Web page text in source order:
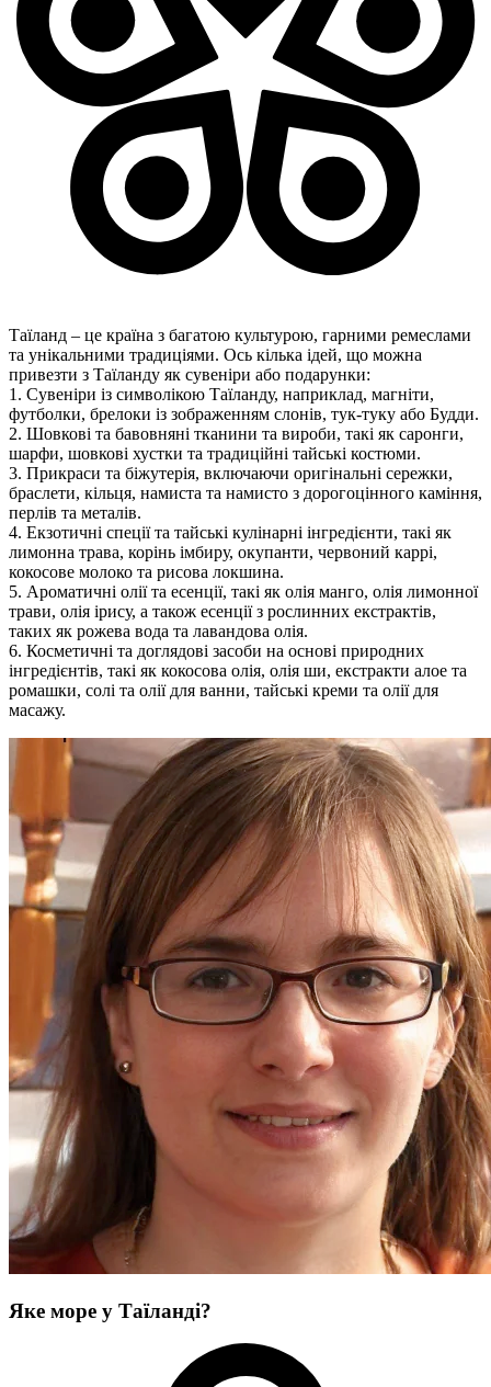
Таїланд – це країна з багатою культурою, гарними ремеслами
та унікальними традиціями. Ось кілька ідей, що можна
привезти з Таїланду як сувеніри або подарунки:
1. Сувеніри із символікою Таїланду, наприклад, магніти,
футболки, брелоки із зображенням слонів, тук-туку або Будди.
2. Шовкові та бавовняні тканини та вироби, такі як саронги,
шарфи, шовкові хустки та традиційні тайські костюми.
3. Прикраси та біжутерія, включаючи оригінальні сережки,
браслети, кільця, намиста та намисто з дорогоцінного каміння,
перлів та металів.
4. Екзотичні спеції та тайські кулінарні інгредієнти, такі як
лимонна трава, корінь імбиру, окупанти, червоний каррі,
кокосове молоко та рисова локшина.
5. Ароматичні олії та есенції, такі як олія манго, олія лимонної
трави, олія ірису, а також есенції з рослинних екстрактів,
таких як рожева вода та лавандова олія.
6. Косметичні та доглядові засоби на основі природних
інгредієнтів, такі як кокосова олія, олія ши, екстракти алое та
ромашки, солі та олії для ванни, тайські креми та олії для
масажу.
Яке море у Таїланді?